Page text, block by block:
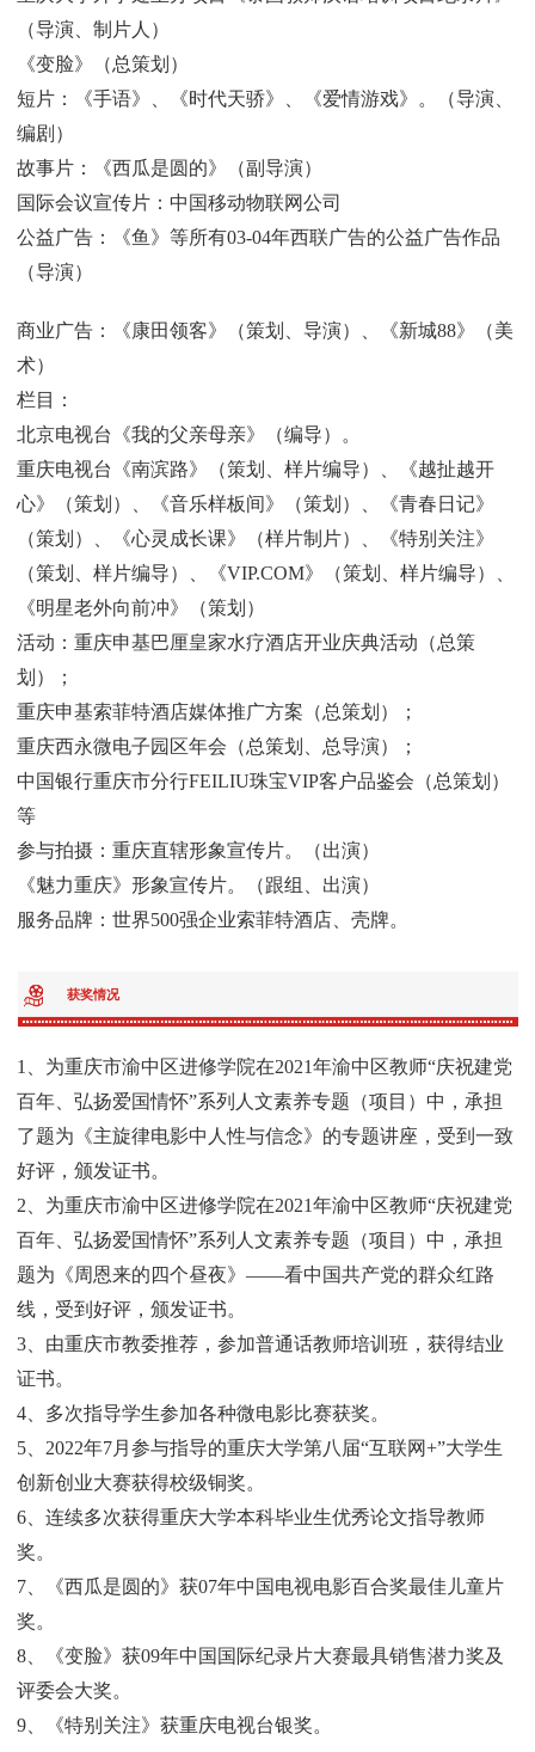
（导演、制片人）
《变脸》（总策划）
短片：《手语》、《时代天骄》、《爱情游戏》。（导演、
编剧）
故事片：《西瓜是圆的》（副导演）
国际会议宣传片：中国移动物联网公司
公益广告：《鱼》等所有03-04年西联广告的公益广告作品
（导演）
商业广告：《康田领客》（策划、导演）、《新城88》（美
术）
栏目：
北京电视台《我的父亲母亲》（编导）。
重庆电视台《南滨路》（策划、样片编导）、《越扯越开
心》（策划）、《音乐样板间》（策划）、《青春日记》
（策划）、《心灵成长课》（样片制片）、《特别关注》
（策划、样片编导）、《VIP.COM》（策划、样片编导）、
《明星老外向前冲》（策划）
活动：重庆申基巴厘皇家水疗酒店开业庆典活动（总策
划）；
重庆申基索菲特酒店媒体推广方案（总策划）；
重庆西永微电子园区年会（总策划、总导演）；
中国银行重庆市分行FEILIU珠宝VIP客户品鉴会（总策划）
等
参与拍摄：重庆直辖形象宣传片。（出演）
《魅力重庆》形象宣传片。（跟组、出演）
服务品牌：世界500强企业索菲特酒店、壳牌。
获奖情况
1、为重庆市渝中区进修学院在2021年渝中区教师“庆祝建党
百年、弘扬爱国情怀”系列人文素养专题（项目）中，承担
了题为《主旋律电影中人性与信念》的专题讲座，受到一致
好评，颁发证书。
2、为重庆市渝中区进修学院在2021年渝中区教师“庆祝建党
百年、弘扬爱国情怀”系列人文素养专题（项目）中，承担
题为《周恩来的四个昼夜》——看中国共产党的群众红路
线，受到好评，颁发证书。
3、由重庆市教委推荐，参加普通话教师培训班，获得结业
证书。
4、多次指导学生参加各种微电影比赛获奖。
5、2022年7月参与指导的重庆大学第八届“互联网+”大学生
创新创业大赛获得校级铜奖。
6、连续多次获得重庆大学本科毕业生优秀论文指导教师
奖。
7、《西瓜是圆的》获07年中国电视电影百合奖最佳儿童片
奖。
8、《变脸》获09年中国国际纪录片大赛最具销售潜力奖及
评委会大奖。
9、《特别关注》获重庆电视台银奖。